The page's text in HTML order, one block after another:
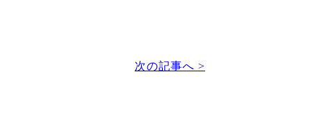
次の記事へ >